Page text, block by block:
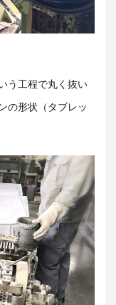
う工程で丸く抜い
の形状（タブレッ